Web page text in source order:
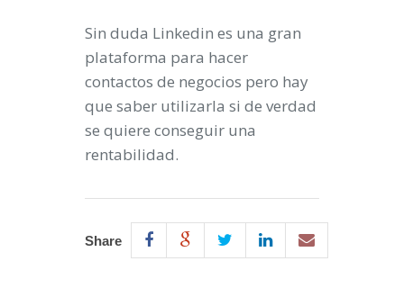
Sin duda Linkedin es una gran
plataforma para hacer
contactos de negocios pero hay
que saber utilizarla si de verdad
se quiere conseguir una
rentabilidad.
Share